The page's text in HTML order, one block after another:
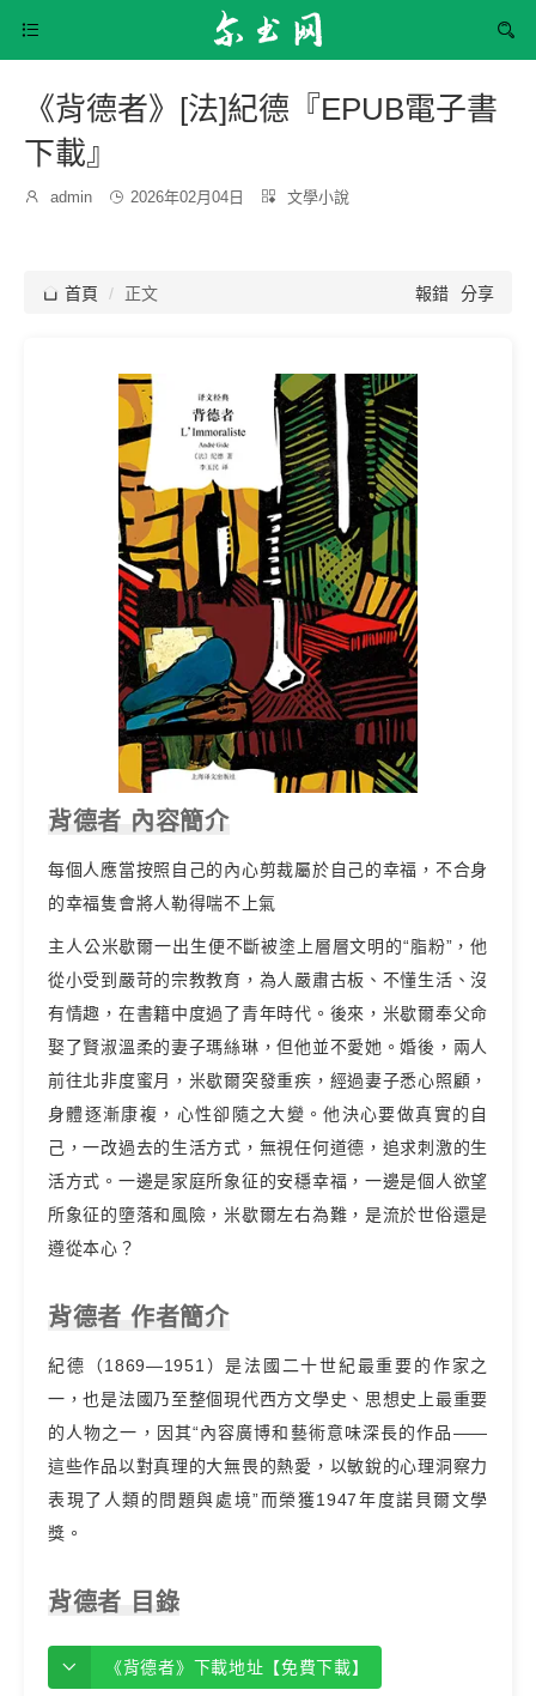


《背德者》[法]紀德『EPUB電子書
下載』

博
admin  發
2026年02月04日 
分
文學小說
 首頁 正文 報錯 分享
背德者 內容簡介
每個人應當按照自己的內心剪裁屬於自己的幸福，不合身
的幸福隻會將人勒得喘不上氣
主人公米歇爾一出生便不斷被塗上層層文明的“脂粉”，他
從小受到嚴苛的宗教教育，為人嚴肅古板、不懂生活、沒
有情趣，在書籍中度過了青年時代。後來，米歇爾奉父命
娶了賢淑溫柔的妻子瑪絲琳，但他並不愛她。婚後，兩人
前往北非度蜜月，米歇爾突發重疾，經過妻子悉心照顧，
身體逐漸康複，心性卻隨之大變。他決心要做真實的自
己，一改過去的生活方式，無視任何道德，追求刺激的生
活方式。一邊是家庭所象征的安穩幸福，一邊是個人欲望
所象征的墮落和風險，米歇爾左右為難，是流於世俗還是
遵從本心？
背德者 作者簡介
紀德（1869—1951）是法國二十世紀最重要的作家之
一，也是法國乃至整個現代西方文學史、思想史上最重要
的人物之一，因其“內容廣博和藝術意味深長的作品——
這些作品以對真理的大無畏的熱愛，以敏銳的心理洞察力
表現了人類的問題與處境”而榮獲1947年度諾貝爾文學
獎。
背德者 目錄
《背德者》下載地址【免費下載】